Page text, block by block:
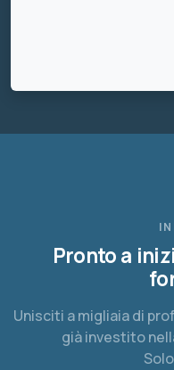
Pronto a
Unisciti a migliaia di
già investito